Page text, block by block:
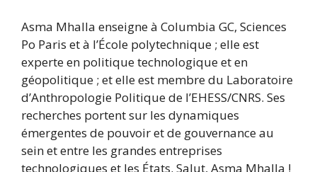
Asma Mhalla enseigne à Columbia GC, Sciences
Po Paris et à l’École polytechnique ; elle est
experte en politique technologique et en
géopolitique ; et elle est membre du Laboratoire
d’Anthropologie Politique de l’EHESS/CNRS. Ses
recherches portent sur les dynamiques
émergentes de pouvoir et de gouvernance au
sein et entre les grandes entreprises
technologiques et les États. Salut, Asma Mhalla !